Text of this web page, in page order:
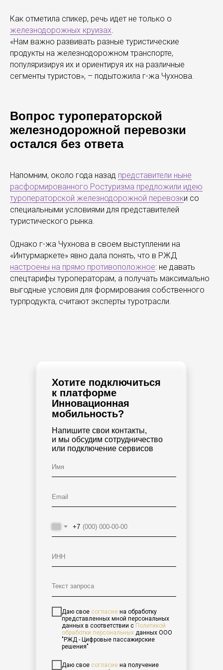
Как отметила спикер, речь идет не только о
железнодорожных круизах.
«Нам важно развивать разные туристические
продукты на железнодорожном транспорте,
популяризируя их и ориентируя их на различные
сегменты туристов», – подытожила г-жа Чухнова.
Вопрос туроператорской
железнодорожной перевозки
остался без ответа
Напомним, около года назад представители ныне
расформированного Ростуризма предложили идею
туроператорской железнодорожной перевозки со
специальными условиями для представителей
туристического рынка.
Однако г-жа Чухнова в своем выступлении на
«Интурмаркете» явно дала понять, что в РЖД
настроены на прямо противоположное: не давать
спецтарифы туроператорам, а получать максимально
выгодные условия для формирования собственного
турпродукта, считают эксперты туротрасли.
Хотите подключиться
к платформе
Инновационная
мобильность?
Напишите свои контакты,
и мы обсудим сотрудничество
или подключение сервисов
+7
Даю свое согласие на обработку
представленных мной персональных
данных в соответствии с Политикой
обработки персональных данных ООО
"РЖД - Цифровые пассажирские
решения"
Даю свое согласие на получение
travel.rzd.ru сменил название на
РЖД Плюс
Март 2026